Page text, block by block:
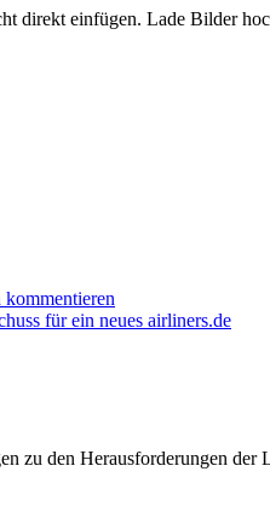
direkt einfügen. Lade Bilder
für ein neues airliners.de
zu den Herausforderungen